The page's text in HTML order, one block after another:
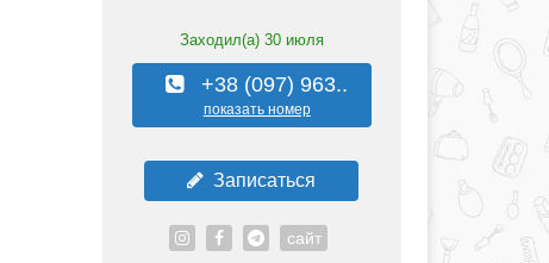
Заходил(а) 30 июля
+38 (097) 963..
показать номер
Записаться
сайт